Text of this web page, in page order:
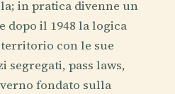
in pratica divenne un
il 1948 la logica
con le sue
segregati, pass laws,
fondato sulla